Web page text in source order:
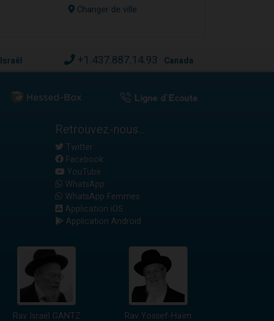
Changer de ville
Israël +1.437.887.14.93 Canada
Retrouvez-nous...
Twitter
Facebook
YouTube
WhatsApp
WhatsApp Femmes
Application iOS
Application Android
Rav Israël GANTZ Rav Yossef-Haïm